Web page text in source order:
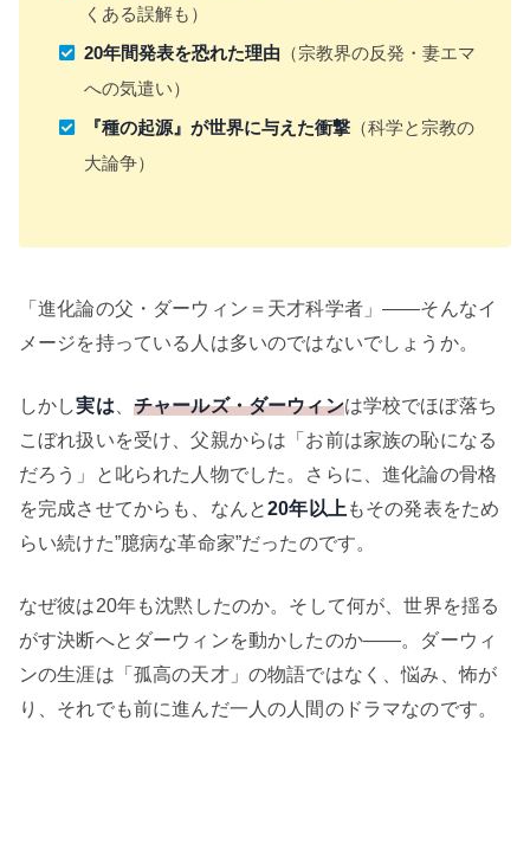
くある誤解も）
20年間発表を恐れた理由 （宗教界の反発・妻エマ
への気遣い）
『種の起源』が世界に与えた衝撃（科学と宗教の
大論争）
「進化論の父・ダーウィン＝天才科学者」——そんなイ
メージを持っている人は多いのではないでしょうか。
しかし実は チャールズ・ダーウィンは学校でほぼ落ち
こぼれ扱いを受け、父親からは「お前は家族の恥になる
だろう」と叱られた人物でした。さらに、進化論の骨格
を完成させてからも、なんと20年以上 もその発表をため
らい続けた”臆病な革命家”だったのです。
なぜ彼は20年も沈黙したのか。そして何が、世界を揺る
がす決断へとダーウィンを動かしたのか——。ダーウィ
ンの生涯は「孤高の天才」の物語ではなく、悩み、怖が
り、それでも前に進んだ一人の人間のドラマなのです。